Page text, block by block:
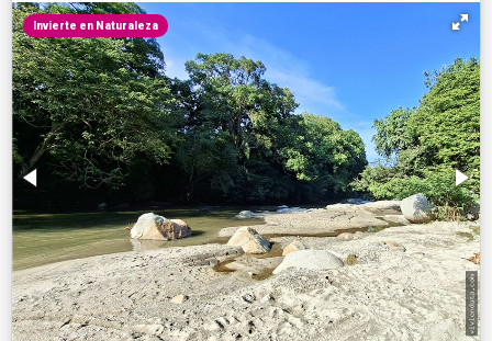
Invierte en Naturaleza